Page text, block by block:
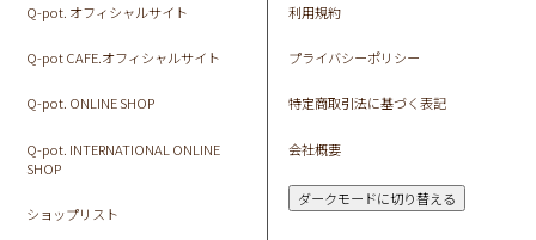
Q-pot. オフィシャルサイト
Q-pot CAFE.オフィシャルサイト
Q-pot. ONLINE SHOP
Q-pot. INTERNATIONAL ONLINE
SHOP
ショップリスト
利用規約
プライバシーポリシー
特定商取引法に基づく表記
会社概要
ダークモードに切り替える